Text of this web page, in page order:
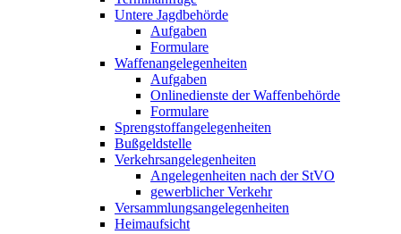
Untere Jagdbehörde
Aufgaben
Formulare
Waffenangelegenheiten
Aufgaben
Onlinedienste der Waffenbehörde
Formulare
Sprengstoff­angelegenheiten
Bußgeldstelle
Verkehrsangelegenheiten
Angelegenheiten nach der StVO
gewerblicher Verkehr
Versammlungs­angelegenheiten
Heimaufsicht